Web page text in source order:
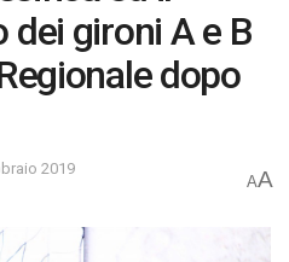
gironi A e B
dopo
2019
AA